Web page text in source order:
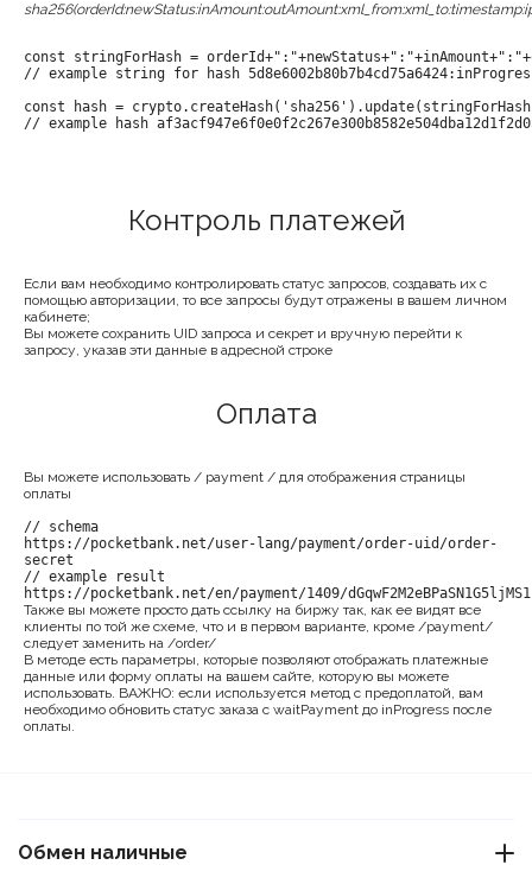
const stringForHash =
// example string for hash
const hash =
// example hash
Контроль платежей
Если вам необходимо контролировать статус запросов, создавать их с
помощью авторизации, то все запросы будут отражены в вашем личном
кабинете;
Вы можете сохранить UID запроса и секрет и вручную перейти к
запросу, указав эти данные в адресной строке
Оплата
Вы можете использовать / payment / для отображения страницы
оплаты
// schema
https://pocketbank.net/user-lang/payment/order-uid/order-
secret
// example result
https://pocketbank.net/en/payment/1409/
Также вы можете просто дать ссылку на биржу так, как ее видят все
клиенты по той же схеме, что и в первом варианте, кроме /payment/
следует заменить на /order/
В методе есть параметры, которые позволяют отображать платежные
данные или форму оплаты на вашем сайте, которую вы можете
использовать. ВАЖНО: если используется метод с предоплатой, вам
необходимо обновить статус заказа с waitPayment до inProgress после
оплаты.
Обмен наличные